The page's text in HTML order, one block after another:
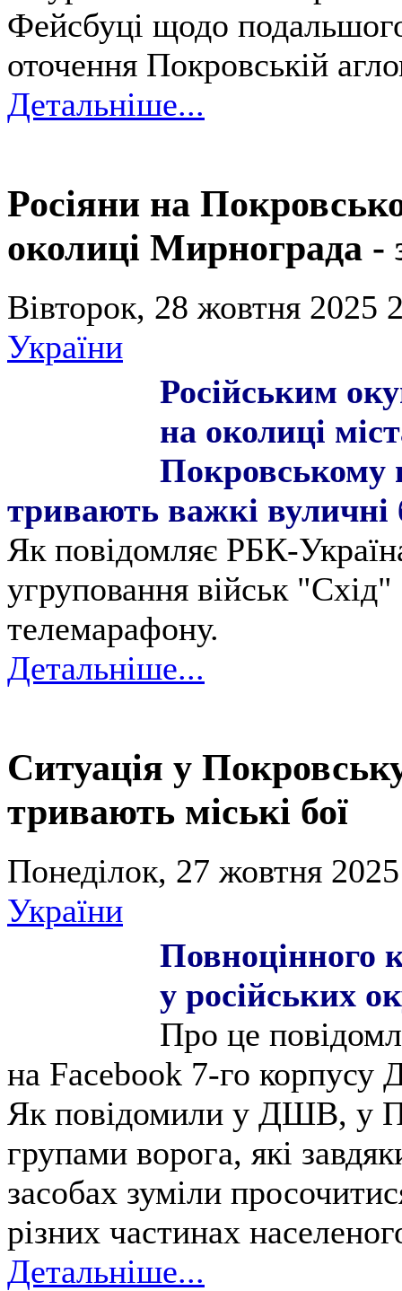
Фейсбуці щодо
оточення Покровській
Детальніше...
Росіяни на
околиці Мирнограда -
Вівторок, 28 жовтня 2025
України
Російським
на околиці
Покровському
тривають важкі вуличні
Як повідомляє РБК-
угруповання військ
телемарафону.
Детальніше...
Ситуація у
тривають міські бої
Понеділок, 27 жовтня
України
Повноцінного
у російських
Про це
на Facebook 7-го корпусу
Як повідомили у ДШВ, у
групами ворога, які
засобах зуміли
різних частинах
Детальніше...